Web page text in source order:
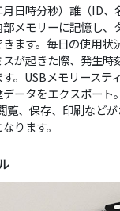
日時分秒）誰（ID、
メモリーに記憶し、
ます。毎日の使用状
が起きた際、発生時
。USBメモリーステ
ータをエクスポート
覧、保存、印刷など
ります。